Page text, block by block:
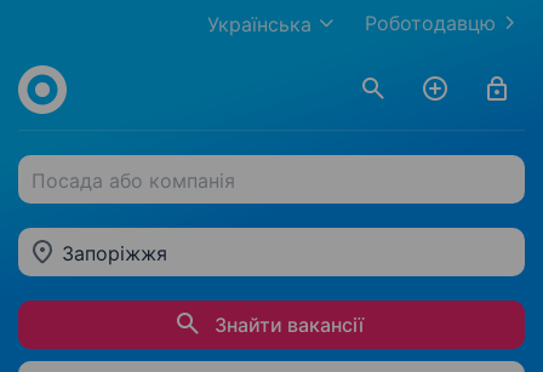
Роботодавцю
Українська
Посада або компанія
Запоріжжя
Знайти вакансії